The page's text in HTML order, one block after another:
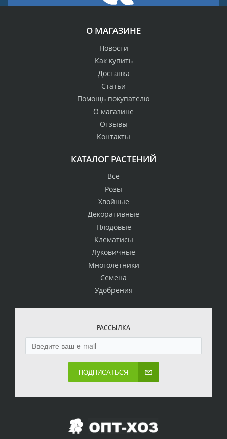
О МАГАЗИНЕ
Новости
Как купить
Доставка
Статьи
Помощь покупателю
О магазине
Отзывы
Контакты
КАТАЛОГ РАСТЕНИЙ
Всё
Розы
Хвойные
Декоративные
Плодовые
Клематисы
Луковичные
Многолетники
Семена
Удобрения
РАССЫЛКА
ПОДПИСАТЬСЯ